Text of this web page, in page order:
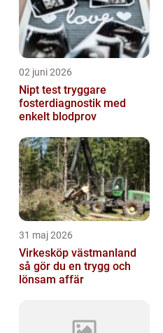
02 juni 2026
Nipt test tryggare
fosterdiagnostik med
enkelt blodprov
31 maj 2026
Virkesköp västmanland
så gör du en trygg och
lönsam affär